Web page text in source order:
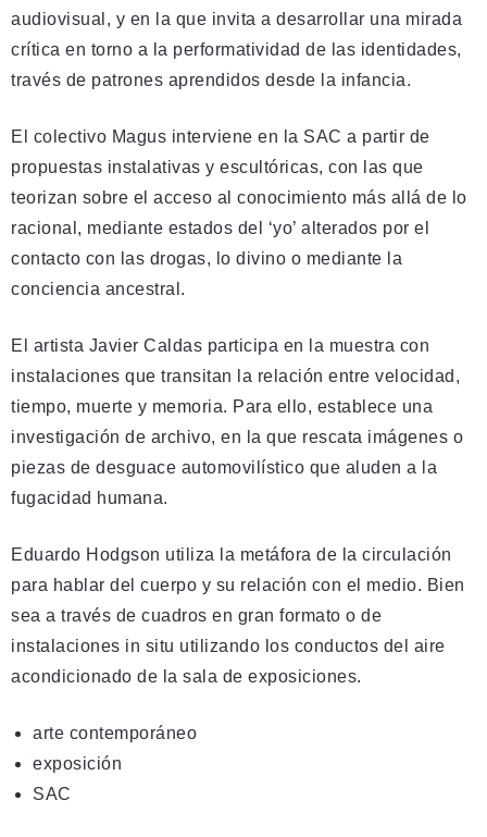
audiovisual, y en la que invita a desarrollar una mirada
crítica en torno a la performatividad de las identidades,
través de patrones aprendidos desde la infancia.
El colectivo Magus interviene en la SAC a partir de
propuestas instalativas y escultóricas, con las que
teorizan sobre el acceso al conocimiento más allá de lo
racional, mediante estados del ‘yo’ alterados por el
contacto con las drogas, lo divino o mediante la
conciencia ancestral.
El artista Javier Caldas participa en la muestra con
instalaciones que transitan la relación entre velocidad,
tiempo, muerte y memoria. Para ello, establece una
investigación de archivo, en la que rescata imágenes o
piezas de desguace automovilístico que aluden a la
fugacidad humana.
Eduardo Hodgson utiliza la metáfora de la circulación
para hablar del cuerpo y su relación con el medio. Bien
sea a través de cuadros en gran formato o de
instalaciones in situ utilizando los conductos del aire
acondicionado de la sala de exposiciones.
arte contemporáneo
exposición
SAC